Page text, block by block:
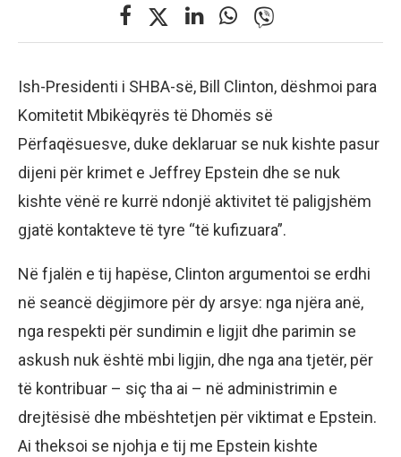
Ish-Presidenti i SHBA-së, Bill Clinton, dëshmoi para
Komitetit Mbikëqyrës të Dhomës së
Përfaqësuesve, duke deklaruar se nuk kishte pasur
dijeni për krimet e Jeffrey Epstein dhe se nuk
kishte vënë re kurrë ndonjë aktivitet të paligjshëm
gjatë kontakteve të tyre “të kufizuara”.
Në fjalën e tij hapëse, Clinton argumentoi se erdhi
në seancë dëgjimore për dy arsye: nga njëra anë,
nga respekti për sundimin e ligjit dhe parimin se
askush nuk është mbi ligjin, dhe nga ana tjetër, për
të kontribuar – siç tha ai – në administrimin e
drejtësisë dhe mbështetjen për viktimat e Epstein.
Ai theksoi se njohja e tij me Epstein kishte